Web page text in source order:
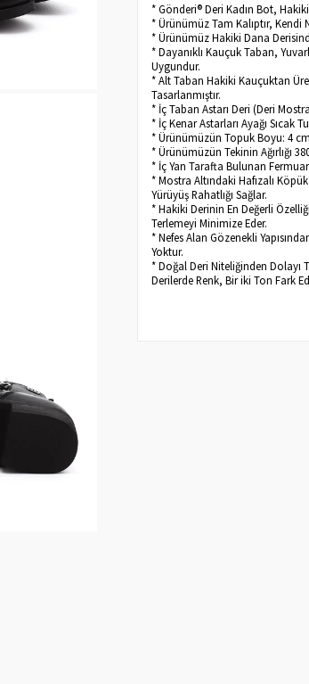
* Gönderi® Deri Kadın Bot,
* Ürünümüz Tam Kalıptır, Kendi
* Ürünümüz Hakiki Dana
* Dayanıklı Kauçuk Taban,
Uygundur.
* Alt Taban Hakiki Kauçuktan
Tasarlanmıştır.
* İç Taban Astarı Deri (Deri
* İç Kenar Astarları Ayağı Sıcak
* Ürünümüzün Topuk Boyu: 4
* Ürünümüzün Tekinin Ağırlığı
* İç Yan Tarafta Bulunan Fermuar
* Mostra Altındaki Hafızalı
Yürüyüş Rahatlığı Sağlar.
* Hakiki Derinin En Değerli
Terlemeyi Minimize Eder.
* Nefes Alan Gözenekli
Yoktur.
* Doğal Deri Niteliğinden Dolayı
Derilerde Renk, Bir iki Ton Fark